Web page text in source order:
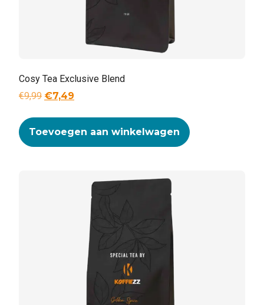
Cosy Tea Exclusive Blend
€9,99 €7,49
Toevoegen aan winkelwagen